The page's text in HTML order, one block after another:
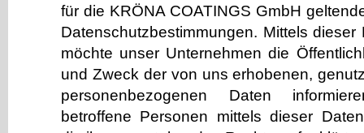
für die KRÖNA COATINGS GmbH
Datenschutzbestimmungen. Mittels dieser
möchte unser Unternehmen die
und Zweck der von uns erhobenen,
personenbezogenen Daten
betroffene Personen mittels dieser